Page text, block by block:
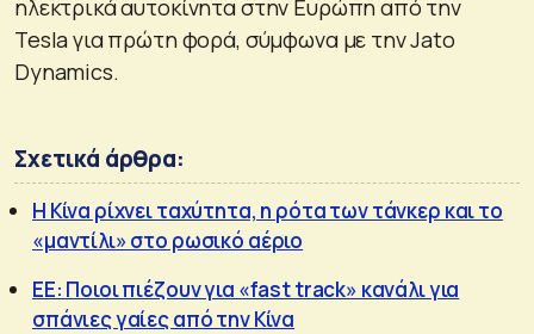
ηλεκτρικά αυτοκίνητα στην Ευρώπη από την
Tesla για πρώτη φορά, σύμφωνα με την Jato
Dynamics.
Σχετικά άρθρα:
H Κίνα ρίχνει ταχύτητα, η ρότα των τάνκερ και το
«μαντίλι» στο ρωσικό αέριο
EE: Ποιοι πιέζουν για «fast track» κανάλι για
σπάνιες γαίες από την Κίνα